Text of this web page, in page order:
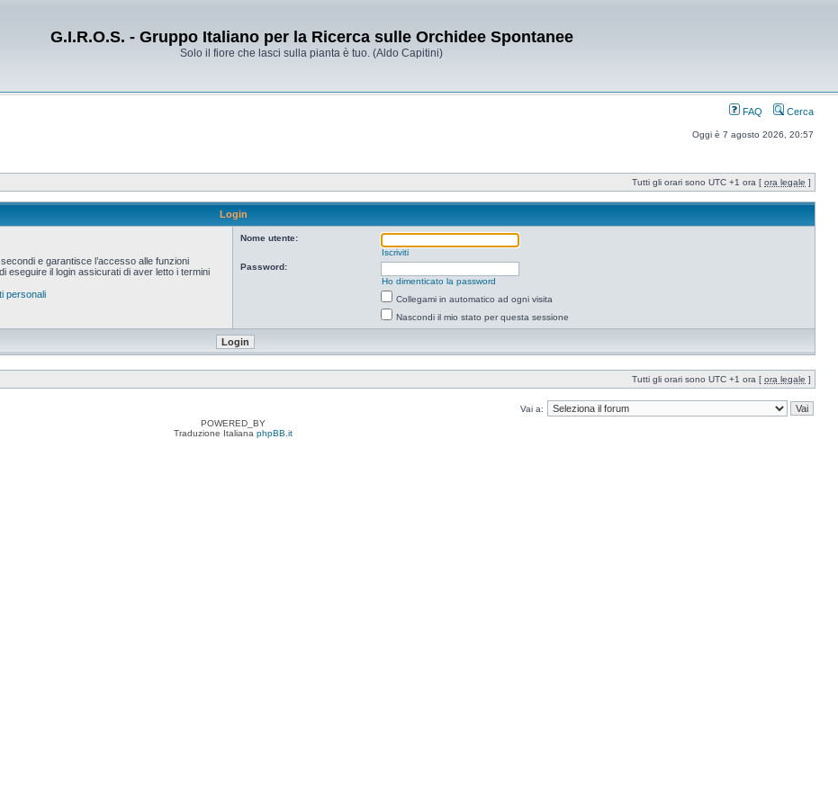
G.I.R.O.S. - Gruppo Italiano per la Ricerca sulle Orchidee Spontanee
Solo il fiore che lasci sulla pianta è tuo. (Aldo Capitini)
FAQ Cerca
Oggi è 7 agosto 2026, 20:57
Tutti gli orari sono UTC +1 ora [ ora legale ]
Login
e garantisce l’accesso alle funzioni
eseguire il login assicurati di aver letto i termini
personali
Nome utente:
Iscriviti
Password:
Ho dimenticato la password
Collegami in automatico ad ogni visita
Nascondi il mio stato per questa sessione
Tutti gli orari sono UTC +1 ora [ ora legale ]
Vai a:
POWERED_BY
Traduzione Italiana phpBB.it